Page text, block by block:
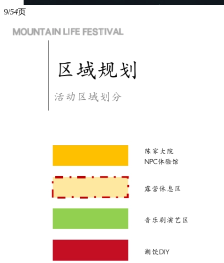
9/54页